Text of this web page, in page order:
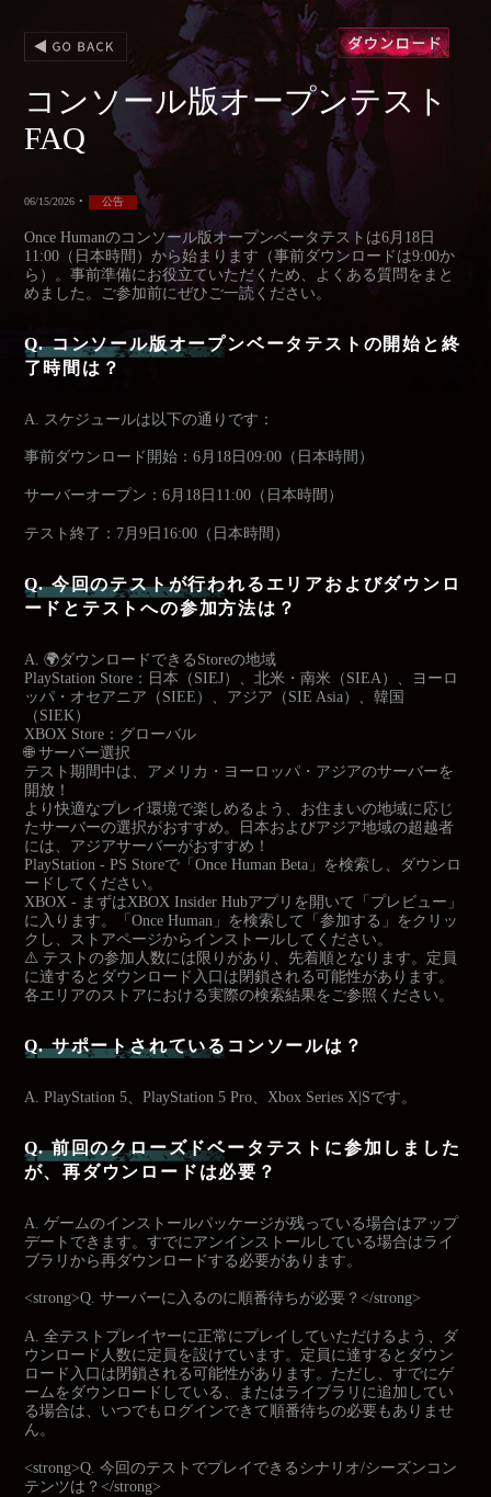
コンソール版オープンテスト
FAQ
06/15/2026 • 公告
Once Humanのコンソール版オープンベータテストは6月18日
11:00（日本時間）から始まります（事前ダウンロードは9:00か
ら）。事前準備にお役立ていただくため、よくある質問をまと
めました。ご参加前にぜひご一読ください。
Q. コンソール版オープンベータテストの開始と終
了時間は？
A. スケジュールは以下の通りです：
事前ダウンロード開始：6月18日09:00（日本時間）
サーバーオープン：6月18日11:00（日本時間）
テスト終了：7月9日16:00（日本時間）
Q. 今回のテストが行われるエリアおよびダウンロ
ードとテストへの参加方法は？
A. 🌍ダウンロードできるStoreの地域
PlayStation Store：日本（SIEJ）、北米・南米（SIEA）、ヨーロ
ッパ・オセアニア（SIEE）、アジア（SIE Asia）、韓国
（SIEK）
XBOX Store：グローバル
🌐 サーバー選択
テスト期間中は、アメリカ・ヨーロッパ・アジアのサーバーを
開放！
より快適なプレイ環境で楽しめるよう、お住まいの地域に応じ
たサーバーの選択がおすすめ。日本およびアジア地域の超越者
には、アジアサーバーがおすすめ！
PlayStation - PS Storeで「Once Human Beta」を検索し、ダウンロ
ードしてください。
XBOX - まずはXBOX Insider Hubアプリを開いて「プレビュー」
に入ります。「Once Human」を検索して「参加する」をクリッ
クし、ストアページからインストールしてください。
⚠️ テストの参加人数には限りがあり、先着順となります。定員
に達するとダウンロード入口は閉鎖される可能性があります。
各エリアのストアにおける実際の検索結果をご参照ください。
Q. サポートされているコンソールは？
A. PlayStation 5、PlayStation 5 Pro、Xbox Series X|Sです。
Q. 前回のクローズドベータテストに参加しました
が、再ダウンロードは必要？
A. ゲームのインストールパッケージが残っている場合はアップ
デートできます。すでにアンインストールしている場合はライ
ブラリから再ダウンロードする必要があります。
<strong>Q. サーバーに入るのに順番待ちが必要？</strong>
A. 全テストプレイヤーに正常にプレイしていただけるよう、ダ
ウンロード人数に定員を設けています。定員に達するとダウン
ロード入口は閉鎖される可能性があります。ただし、すでにゲ
ームをダウンロードしている、またはライブラリに追加してい
る場合は、いつでもログインできて順番待ちの必要もありませ
ん。
<strong>Q. 今回のテストでプレイできるシナリオ/シーズンコン
テンツは？</strong>